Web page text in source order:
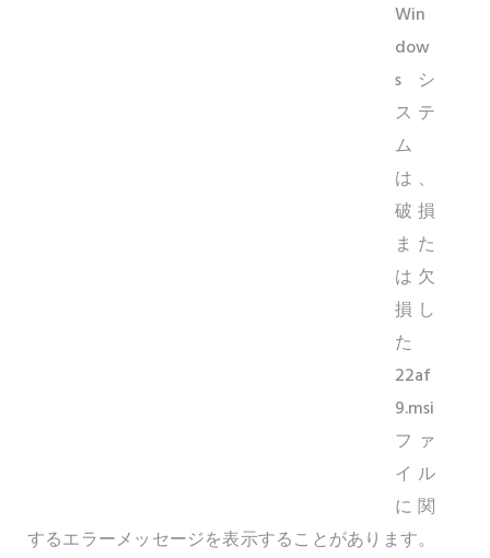
Win
dow
sシ
ステ
ム
は、
破損
また
は欠
損し
た
22af
9.msi
ファ
イル
に関
するエラーメッセージを表示することがあります。